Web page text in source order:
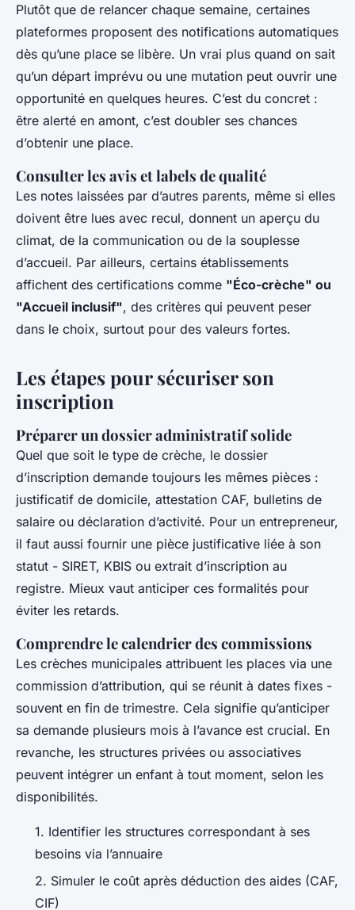
Plutôt que de relancer chaque semaine, certaines
plateformes proposent des notifications automatiques
dès qu’une place se libère. Un vrai plus quand on sait
qu’un départ imprévu ou une mutation peut ouvrir une
opportunité en quelques heures. C’est du concret :
être alerté en amont, c’est doubler ses chances
d’obtenir une place.
Consulter les avis et labels de qualité
Les notes laissées par d’autres parents, même si elles
doivent être lues avec recul, donnent un aperçu du
climat, de la communication ou de la souplesse
d’accueil. Par ailleurs, certains établissements
affichent des certifications comme "Éco-crèche" ou
"Accueil inclusif", des critères qui peuvent peser
dans le choix, surtout pour des valeurs fortes.
Les étapes pour sécuriser son
inscription
Préparer un dossier administratif solide
Quel que soit le type de crèche, le dossier
d’inscription demande toujours les mêmes pièces :
justificatif de domicile, attestation CAF, bulletins de
salaire ou déclaration d’activité. Pour un entrepreneur,
il faut aussi fournir une pièce justificative liée à son
statut - SIRET, KBIS ou extrait d’inscription au
registre. Mieux vaut anticiper ces formalités pour
éviter les retards.
Comprendre le calendrier des commissions
Les crèches municipales attribuent les places via une
commission d’attribution, qui se réunit à dates fixes -
souvent en fin de trimestre. Cela signifie qu’anticiper
sa demande plusieurs mois à l’avance est crucial. En
revanche, les structures privées ou associatives
peuvent intégrer un enfant à tout moment, selon les
disponibilités.
1. Identifier les structures correspondant à ses
besoins via l’annuaire
2. Simuler le coût après déduction des aides (CAF,
CIF)